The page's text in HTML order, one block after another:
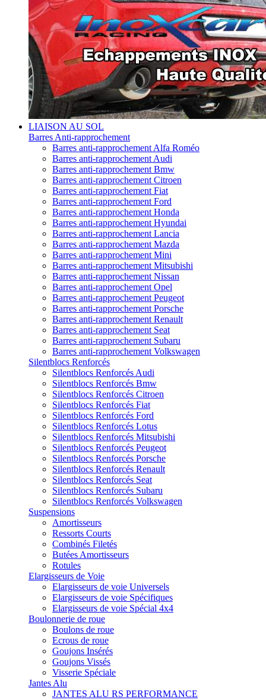
LIAISON AU SOL
Barres Anti-rapprochement
Barres anti-rapprochement Alfa Roméo
Barres anti-rapprochement Audi
Barres anti-rapprochement Bmw
Barres anti-rapprochement Citroen
Barres anti-rapprochement Fiat
Barres anti-rapprochement Ford
Barres anti-rapprochement Honda
Barres anti-rapprochement Hyundai
Barres anti-rapprochement Lancia
Barres anti-rapprochement Mazda
Barres anti-rapprochement Mini
Barres anti-rapprochement Mitsubishi
Barres anti-rapprochement Nissan
Barres anti-rapprochement Opel
Barres anti-rapprochement Peugeot
Barres anti-rapprochement Porsche
Barres anti-rapprochement Renault
Barres anti-rapprochement Seat
Barres anti-rapprochement Subaru
Barres anti-rapprochement Volkswagen
Silentblocs Renforcés
Silentblocs Renforcés Audi
Silentblocs Renforcés Bmw
Silentblocs Renforcés Citroen
Silentblocs Renforcés Fiat
Silentblocs Renforcés Ford
Silentblocs Renforcés Lotus
Silentblocs Renforcés Mitsubishi
Silentblocs Renforcés Peugeot
Silentblocs Renforcés Porsche
Silentblocs Renforcés Renault
Silentblocs Renforcés Seat
Silentblocs Renforcés Subaru
Silentblocs Renforcés Volkswagen
Suspensions
Amortisseurs
Ressorts Courts
Combinés Filetés
Butées Amortisseurs
Rotules
Elargisseurs de Voie
Elargisseurs de voie Universels
Elargisseurs de voie Spécifiques
Elargisseurs de voie Spécial 4x4
Boulonnerie de roue
Boulons de roue
Ecrous de roue
Goujons Insérés
Goujons Vissés
Visserie Spéciale
Jantes Alu
JANTES ALU RS PERFORMANCE